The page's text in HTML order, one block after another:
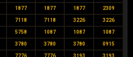
1877 1877 1877 2309
7118 7118 3226 3226
5758 1087 1087 1087
3780 3780 3780 0915
7776 7776 3193 3193